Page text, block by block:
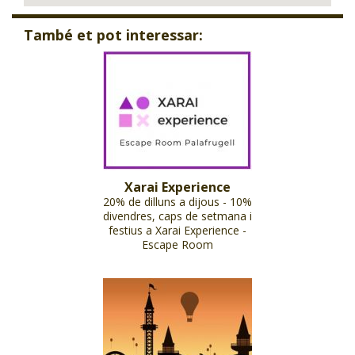
També et pot interessar:
Xarai Experience
20% de dilluns a dijous - 10%
divendres, caps de setmana i
festius a Xarai Experience -
Escape Room